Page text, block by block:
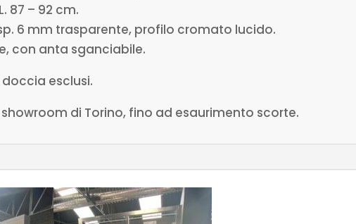
87 – 92 cm.
6 mm trasparente, profilo cromato lucido.
con anta sganciabile.
esclusi.
di Torino, fino ad esaurimento scorte.